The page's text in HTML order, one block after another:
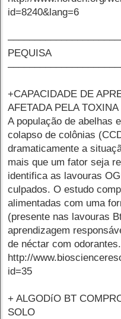
id=8240&lang=6
PEQUISA
+CAPACIDADE DE
AFETADA PELA
A população de abelhas
colapso de colônias
dramaticamente a
mais que um fator seja
identifica as lavouras
culpados. O estudo
alimentadas com uma
(presente nas lavouras
aprendizagem
de néctar com odorantes.
http://
id=35
+ ALGODíO BT
SOLO